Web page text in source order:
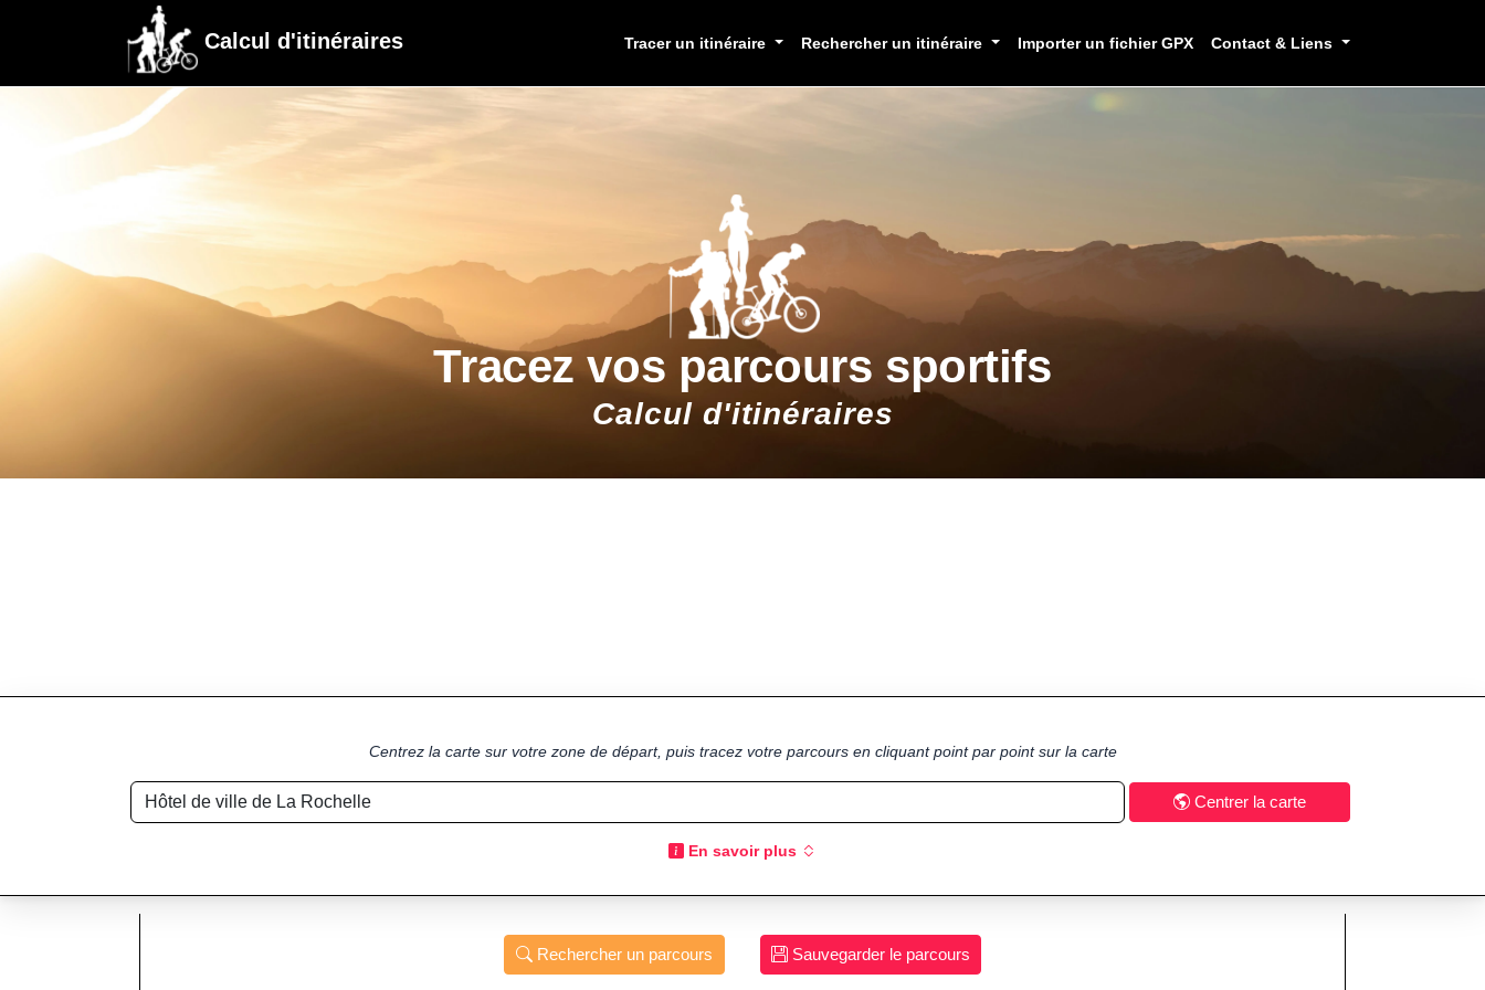
Calcul d'itinéraires Tracer un itinéraire Rechercher un itinéraire Importer un fichier GPX Contact & Liens
Tracez vos parcours sportifs
Calcul d'itinéraires
Centrez la carte sur votre zone de départ, puis tracez votre parcours en cliquant point par point sur la carte
Centrer la carte
En savoir plus
Rechercher un parcours Sauvegarder le parcours